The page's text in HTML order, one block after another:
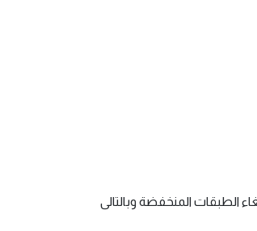
الطبقات المنخفضة وبالتالى